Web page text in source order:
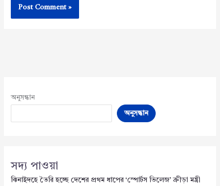
অনুসন্ধান
অনুসন্ধান
সদ্য পাওয়া
ঝিনাইদহে তৈরি হচ্ছে দেশের প্রথম ধাপের ‘স্পোর্টস ভিলেজ’ ক্রীড়া মন্ত্রী